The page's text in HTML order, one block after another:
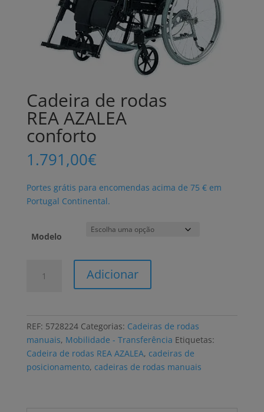
Cadeira de rodas
REA AZALEA
conforto
1.791,00€
Portes grátis para encomendas acima de 75 € em
Portugal Continental.
Modelo
AZALEA
conforto
Adicionar
REF: 5728224 Categorias: Cadeiras de rodas
manuais, Mobilidade - Transferência Etiquetas:
Cadeira de rodas REA AZALEA, cadeiras de
posicionamento, cadeiras de rodas manuais